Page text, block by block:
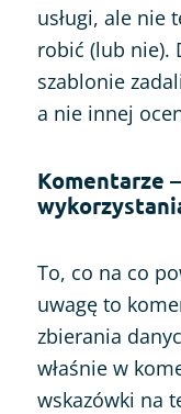
usługi, ale nie
robić (lub nie).
szablonie
a nie innej
Komentarze
To, co na co
uwagę to
zbierania
właśnie w
wskazówki na